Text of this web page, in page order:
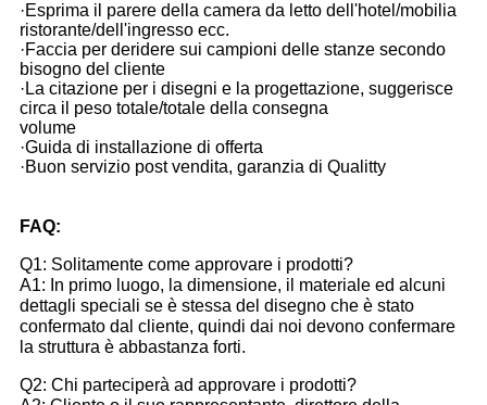
·Esprima il parere della camera da letto dell'hotel/mobilia
ristorante/dell'ingresso ecc.
·Faccia per deridere sui campioni delle stanze secondo
bisogno del cliente
·La citazione per i disegni e la progettazione, suggerisce
circa il peso totale/totale della consegna
volume
·Guida di installazione di offerta
·Buon servizio post vendita, garanzia di Qualitty
FAQ:
Q1: Solitamente come approvare i prodotti?
A1: In primo luogo, la dimensione, il materiale ed alcuni
dettagli speciali se è stessa del disegno che è stato
confermato dal cliente, quindi dai noi devono confermare
la struttura è abbastanza forti.
Q2: Chi parteciperà ad approvare i prodotti?